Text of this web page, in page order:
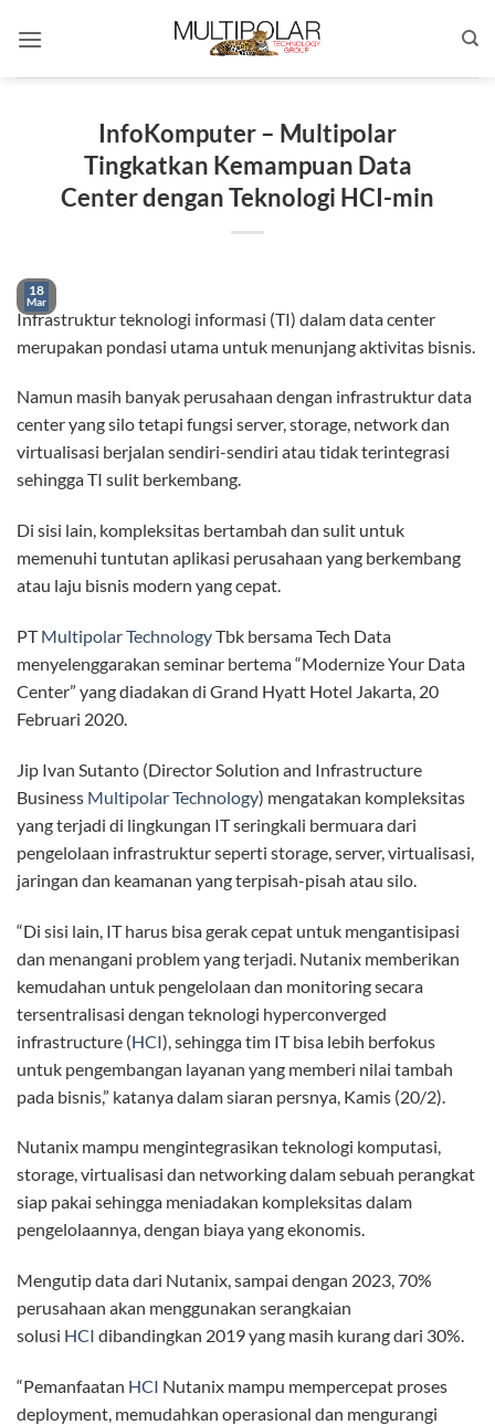
InfoKomputer – Multipolar
Tingkatkan Kemampuan Data
Center dengan Teknologi HCI-min
18
Mar
Infrastruktur teknologi informasi (TI) dalam data center
merupakan pondasi utama untuk menunjang aktivitas bisnis.
Namun masih banyak perusahaan dengan infrastruktur data
center yang silo tetapi fungsi server, storage, network dan
virtualisasi berjalan sendiri-sendiri atau tidak terintegrasi
sehingga TI sulit berkembang.
Di sisi lain, kompleksitas bertambah dan sulit untuk
memenuhi tuntutan aplikasi perusahaan yang berkembang
atau laju bisnis modern yang cepat.
PTMultipolar TechnologyTbk bersama Tech Data
menyelenggarakan seminar bertema “Modernize Your Data
Center” yang diadakan di Grand Hyatt Hotel Jakarta, 20
Februari 2020.
Jip Ivan Sutanto (Director Solution and Infrastructure
Business Multipolar Technology) mengatakan kompleksitas
yang terjadi di lingkungan IT seringkali bermuara dari
pengelolaan infrastruktur seperti storage, server, virtualisasi,
jaringan dan keamanan yang terpisah-pisah atau silo.
“Di sisi lain, IT harus bisa gerak cepat untuk mengantisipasi
dan menangani problem yang terjadi. Nutanix memberikan
kemudahan untuk pengelolaan dan monitoring secara
tersentralisasi dengan teknologi hyperconverged
infrastructure (HCI), sehingga tim IT bisa lebih berfokus
untuk pengembangan layanan yang memberi nilai tambah
pada bisnis,” katanya dalam siaran persnya, Kamis (20/2).
Nutanix mampu mengintegrasikan teknologi komputasi,
storage, virtualisasi dan networking dalam sebuah perangkat
siap pakai sehingga meniadakan kompleksitas dalam
pengelolaannya, dengan biaya yang ekonomis.
Mengutip data dari Nutanix, sampai dengan 2023, 70%
perusahaan akan menggunakan serangkaian
solusi HCI dibandingkan 2019 yang masih kurang dari 30%.
“Pemanfaatan HCI Nutanix mampu mempercepat proses
deployment, memudahkan operasional dan mengurangi